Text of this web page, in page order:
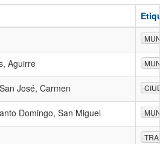
Aguirre
José, Carmen
Domingo, San Miguel